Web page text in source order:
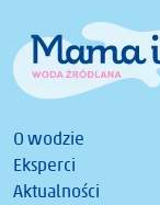
O wodzie
Eksperci
Aktualności